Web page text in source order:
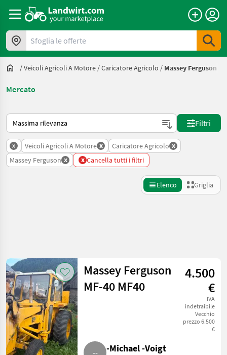
Sfoglia le offerte
/Veicoli Agricoli A Motore /Caricatore Agricolo / Massey Ferguson
Mercato
Ecco come viene ordinato su Landwirt.com
Filtri
x Veicoli Agricoli A Motore x Caricatore Agricolo x
Massey Ferguson x x Cancella tutti i filtri
Elenco Griglia
ricerca
Categoria 4 Paese Filtri
PERCORSO
ATTUALE
Settore
agricolo
Reimposta
Mostra
risultati
Massey Ferguson
MF-40 MF40
4.500
€
IVA
indetraibile
Vecchio
prezzo 6.500
€
-Michael -Voigt